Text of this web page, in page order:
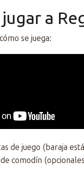
a
se juega:
de juego (baraja
comodín